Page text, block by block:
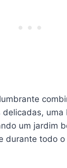
delicadas, uma
um jardim
durante todo o